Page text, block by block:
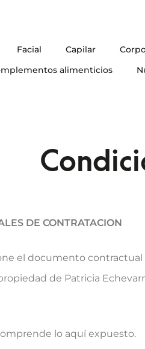
Facial Capilar
alimenticios
DE CONTRATACION
el documento
de Patricia
lo aquí expuesto.